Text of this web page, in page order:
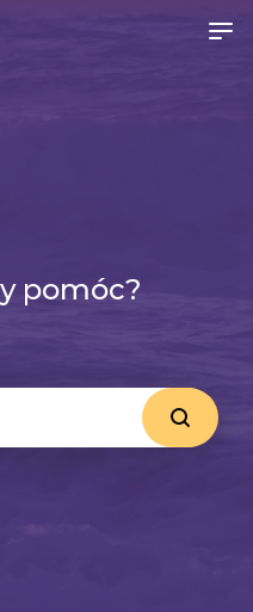
pomóc?